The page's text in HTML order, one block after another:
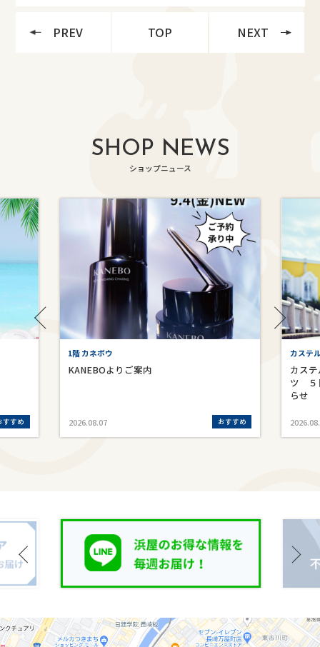
PREV TOP NEXT
SHOP NEWS
ショップニュース
すすめ
1階 カネボウ
KANEBOよりご案内
2026.08.07 おすすめ
カステ
カス
ツ ５
らせ